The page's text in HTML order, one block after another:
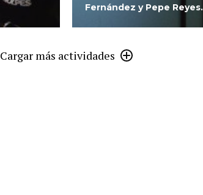
Fernández y Pepe Reyes.
Cargar más actividades